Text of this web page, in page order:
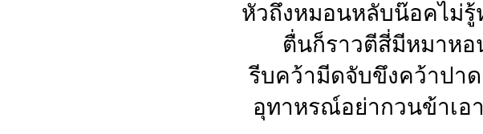
หัวถึงหมอนหลับน๊อคไม่รู้
ตื่นก็ราวตีสี่มีหมาหอ
รีบคว้ามีดจับขึงคว้าปา
อุทาหรณ์อย่ากวนข้าเอ